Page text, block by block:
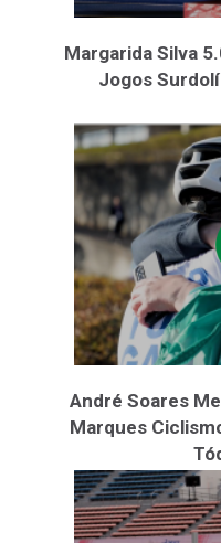
Margarida Silva
Jogos
André Soares
Marques